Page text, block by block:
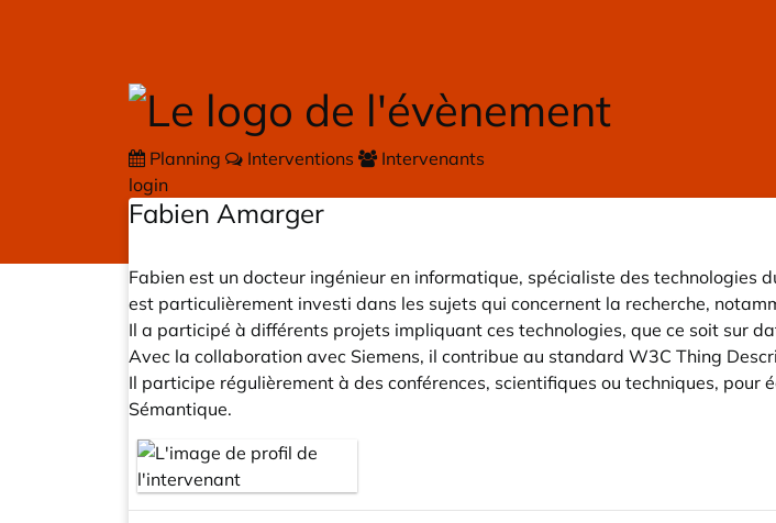
Planning Interventions
Intervenants
login
Fabien Amarger
Fabien est un docteur ingénieur en informatique, spécialiste des
est particulièrement investi dans les sujets qui concernent la recherche,
Il a participé à différents projets impliquant ces technologies, que ce soit sur
Avec la collaboration avec Siemens, il contribue au standard W3C Thing
Il participe régulièrement à des conférences, scientifiques ou techniques,
Sémantique.